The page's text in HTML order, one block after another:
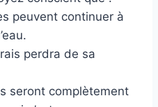
peuvent continuer à
perdra de sa
seront complètement